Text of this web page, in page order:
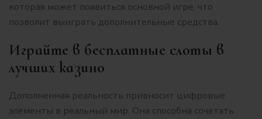
которая может появиться основной игре, что
позволит выиграть дополнительные средства.
Играйте в бесплатные слоты в
лучших казино
Дополненная реальность привносит цифровые
элементы в реальный мир. Она способна сочетать